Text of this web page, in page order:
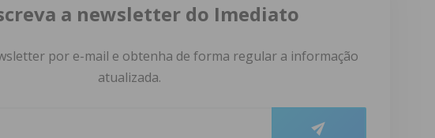
a newsletter do Imediato
por e-mail e obtenha de forma regular a informação
atualizada.